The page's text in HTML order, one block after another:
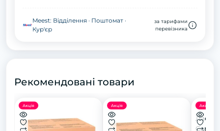
Meest: Відділення · Поштомат ·
Кур'єр
за тарифами
перевізника
Рекомендовані товари
Акція Акція Акція
Care